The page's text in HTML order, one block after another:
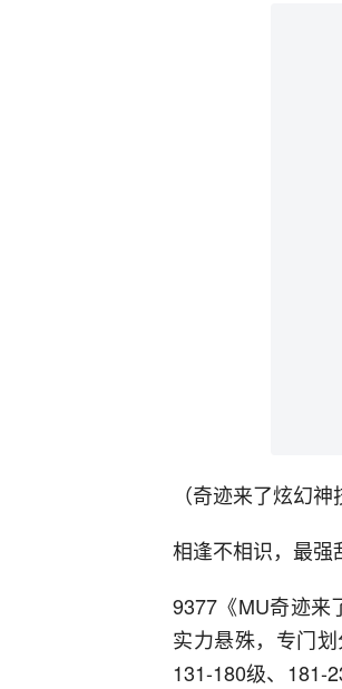
（奇迹来了炫幻神
相逢不相识，最强
9377《MU奇迹来
实力悬殊，专门
131-180级、181-